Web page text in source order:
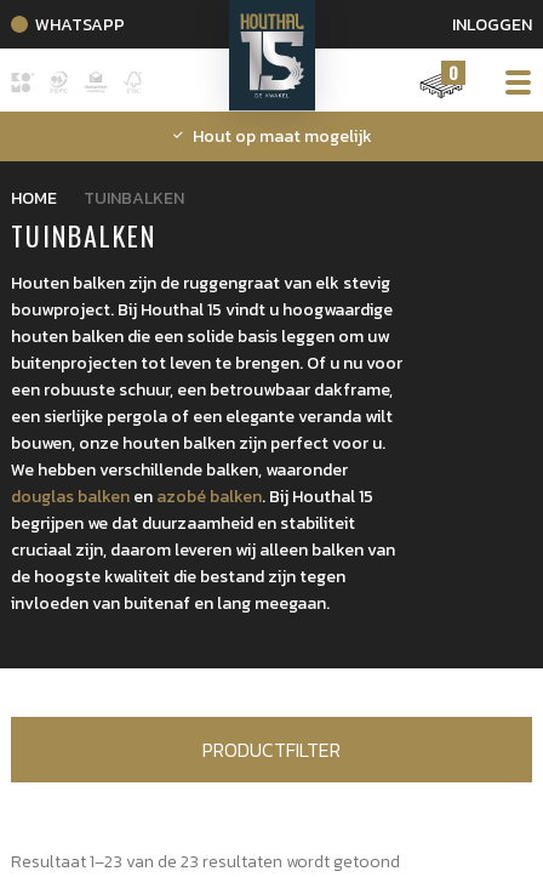
WHATSAPP
INLOGGEN
0
Hout op maat mogelijk
HOME TUINBALKEN
TUINBALKEN
Houten balken zijn de ruggengraat van elk stevig
bouwproject. Bij Houthal 15 vindt u hoogwaardige
houten balken die een solide basis leggen om uw
buitenprojecten tot leven te brengen. Of u nu voor
een robuuste schuur, een betrouwbaar dakframe,
een sierlijke pergola of een elegante veranda wilt
bouwen, onze houten balken zijn perfect voor u.
We hebben verschillende balken, waaronder
douglas balkenenazobé balken. Bij Houthal 15
begrijpen we dat duurzaamheid en stabiliteit
cruciaal zijn, daarom leveren wij alleen balken van
de hoogste kwaliteit die bestand zijn tegen
invloeden van buitenaf en lang meegaan.
PRODUCTFILTER
Resultaat 1–23 van de 23 resultaten wordt getoond